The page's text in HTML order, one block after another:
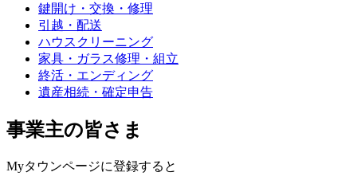
鍵開け・交換・修理
引越・配送
ハウスクリーニング
家具・ガラス修理・組立
終活・エンディング
遺産相続・確定申告
事業主の皆さま
Myタウンページに登録すると